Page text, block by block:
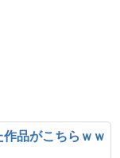
作品がこちらｗｗ